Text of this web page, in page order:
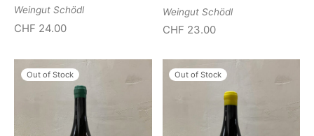
Weingut Schödl
CHF 24.00
Weingut Schödl
CHF 23.00
Out of Stock Out of Stock